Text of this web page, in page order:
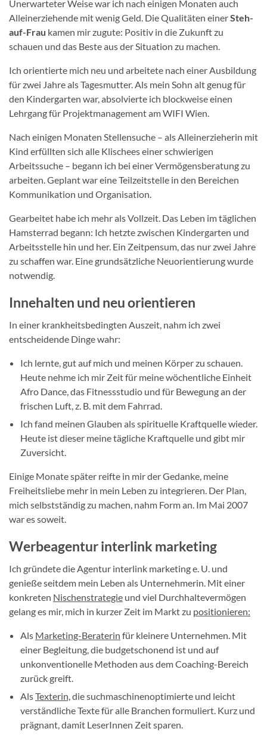
Unerwarteter Weise war ich nach einigen Monaten auch
Alleinerziehende mit wenig Geld. Die Qualitäten einerSteh-
auf-Frau kamen mir zugute: Positiv in die Zukunft zu
schauen und das Beste aus der Situation zu machen.
Ich orientierte mich neu und arbeitete nach einer Ausbildung
für zwei Jahre als Tagesmutter. Als mein Sohn alt genug für
den Kindergarten war, absolvierte ich blockweise einen
Lehrgang für Projektmanagement am WIFI Wien.
Nach einigen Monaten Stellensuche – als Alleinerzieherin mit
Kind erfüllten sich alle Klischees einer schwierigen
Arbeitssuche – begann ich bei einer Vermögensberatung zu
arbeiten. Geplant war eine Teilzeitstelle in den Bereichen
Kommunikation und Organisation.
Gearbeitet habe ich mehr als Vollzeit. Das Leben im täglichen
Hamsterrad begann: Ich hetzte zwischen Kindergarten und
Arbeitsstelle hin und her. Ein Zeitpensum, das nur zwei Jahre
zu schaffen war. Eine grundsätzliche Neuorientierung wurde
notwendig.
Innehalten und neu orientieren
In einer krankheitsbedingten Auszeit, nahm ich zwei
entscheidende Dinge wahr:
Ich lernte, gut auf mich und meinen Körper zu schauen.
Heute nehme ich mir Zeit für meine wöchentliche Einheit
Afro Dance, das Fitnessstudio und für Bewegung an der
frischen Luft, z. B. mit dem Fahrrad.
Ich fand meinen Glauben als spirituelle Kraftquelle wieder.
Heute ist dieser meine tägliche Kraftquelle und gibt mir
Zuversicht.
Einige Monate später reifte in mir der Gedanke, meine
Freiheitsliebe mehr in mein Leben zu integrieren. Der Plan,
mich selbstständig zu machen, nahm Form an. Im Mai 2007
war es soweit.
Werbeagentur interlink marketing
Ich gründete die Agentur interlink marketing e. U. und
genieße seitdem mein Leben als Unternehmerin. Mit einer
konkreten Nischenstrategie und viel Durchhaltevermögen
gelang es mir, mich in kurzer Zeit im Markt zu positionieren:
Als Marketing-Beraterin für kleinere Unternehmen. Mit
einer Begleitung, die budgetschonend ist und auf
unkonventionelle Methoden aus dem Coaching-Bereich
zurück greift.
AlsTexterin,die suchmaschinenoptimierte und leicht
verständliche Texte für alle Branchen formuliert. Kurz und
prägnant, damit LeserInnen Zeit sparen.